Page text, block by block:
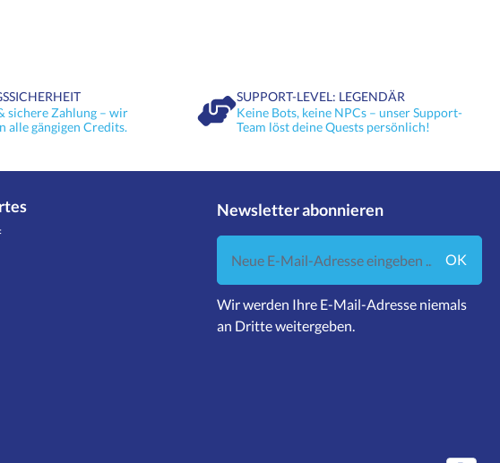
sichere Zahlung – wir
alle gängigen Credits.
SUPPORT-LEVEL: LEGENDÄR
Keine Bots, keine NPCs – unser Support-
Team löst deine Quests persönlich!
Newsletter abonnieren
Neue E-Mail-Adresse eingeben ...
OK
Wir werden Ihre E-Mail-Adresse niemals
an Dritte weitergeben.